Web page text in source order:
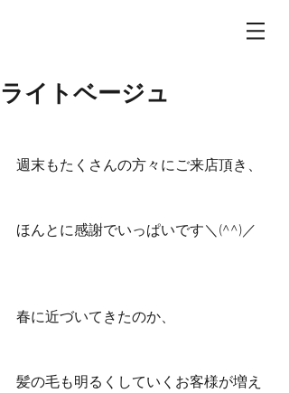
ライトベージュ
週末もたくさんの方々にご来店頂き、
ほんとに感謝でいっぱいです＼(^^)／
春に近づいてきたのか、
髪の毛も明るくしていくお客様が増え